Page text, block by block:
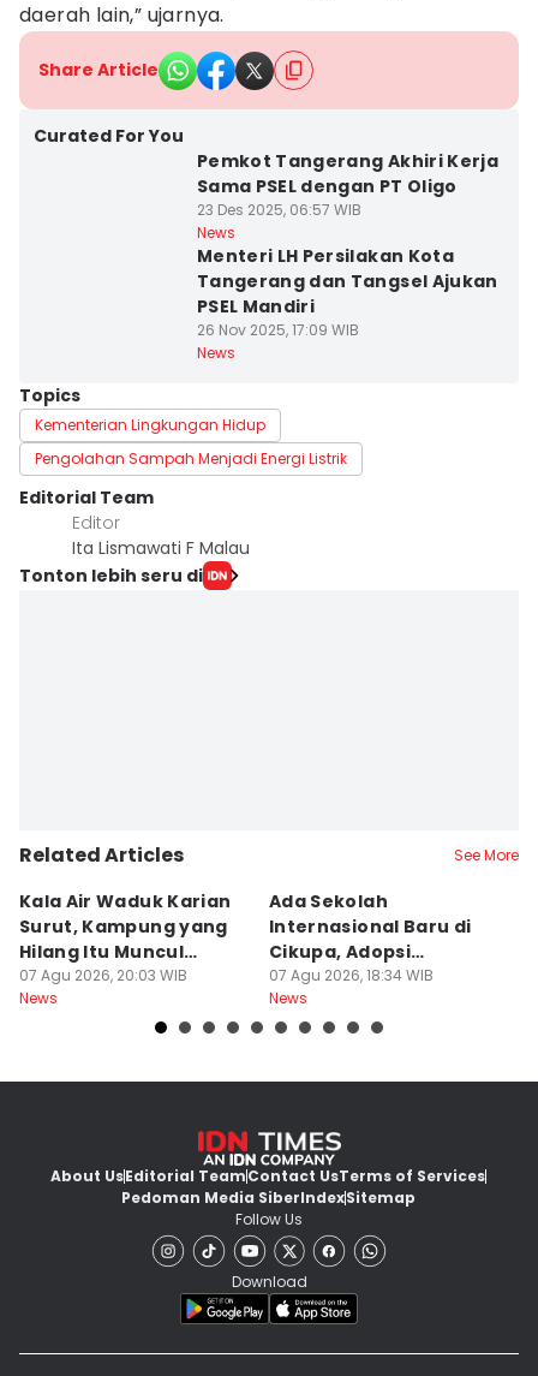
daerah lain,” ujarnya.
Share Article
Curated For You
Pemkot Tangerang Akhiri Kerja
Sama PSEL dengan PT Oligo
23 Des 2025, 06:57 WIB
News
Menteri LH Persilakan Kota
Tangerang dan Tangsel Ajukan
PSEL Mandiri
26 Nov 2025, 17:09 WIB
News
Topics
Kementerian Lingkungan Hidup
Pengolahan Sampah Menjadi Energi Listrik
Editorial Team
Editor
Ita Lismawati F Malau
Tonton lebih seru di
Related Articles See More
Kala Air Waduk Karian
Surut, Kampung yang
Hilang Itu Muncul
Kembali
07 Agu 2026, 20:03 WIB
News
Ada Sekolah
Internasional Baru di
Cikupa, Adopsi
Kurikulum Singapura
07 Agu 2026, 18:34 WIB
News
About UsEditorial TeamContact UsTerms of Services
Pedoman Media SiberIndexSitemap
Follow Us
Download